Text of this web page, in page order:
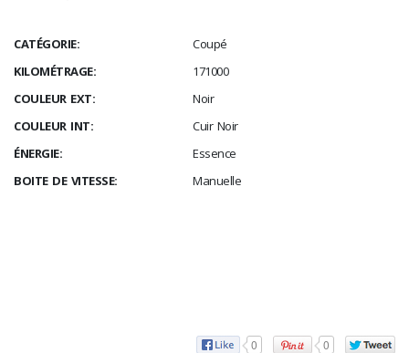
CATÉGORIE:
Coupé
KILOMÉTRAGE:
171000
COULEUR EXT:
Noir
COULEUR INT:
Cuir Noir
ÉNERGIE:
Essence
BOITE DE VITESSE:
Manuelle
0 0